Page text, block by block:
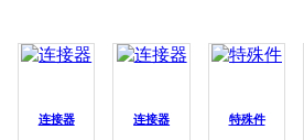
连接器 连接器 特殊件